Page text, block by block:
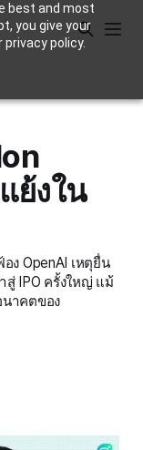
best and most
you give your
policy.
ย้งใน
ง OpenAI เหตุยื่น
สู่ IPO ครั้งใหญ่ แม้
นาคตของ